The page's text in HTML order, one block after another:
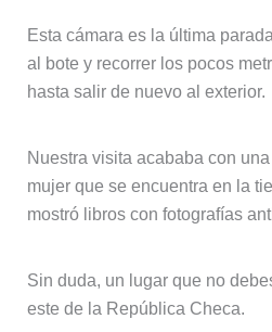
Esta cámara es la última
al bote y recorrer los pocos
hasta salir de nuevo al exterior.
Nuestra visita acababa con
mujer que se encuentra en la
mostró libros con fotografías
Sin duda, un lugar que no
este de la República Checa.